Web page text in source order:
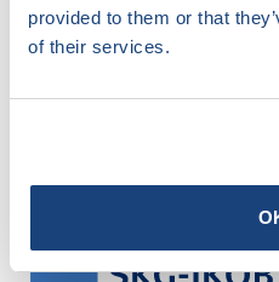
provided to them or that
of their services.